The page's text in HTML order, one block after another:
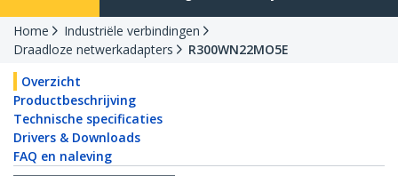
Home
Industriële verbindingen
Draadloze netwerkadapters
R300WN22MO5E
Overzicht
Productbeschrijving
Technische specificaties
Drivers & Downloads
FAQ en naleving